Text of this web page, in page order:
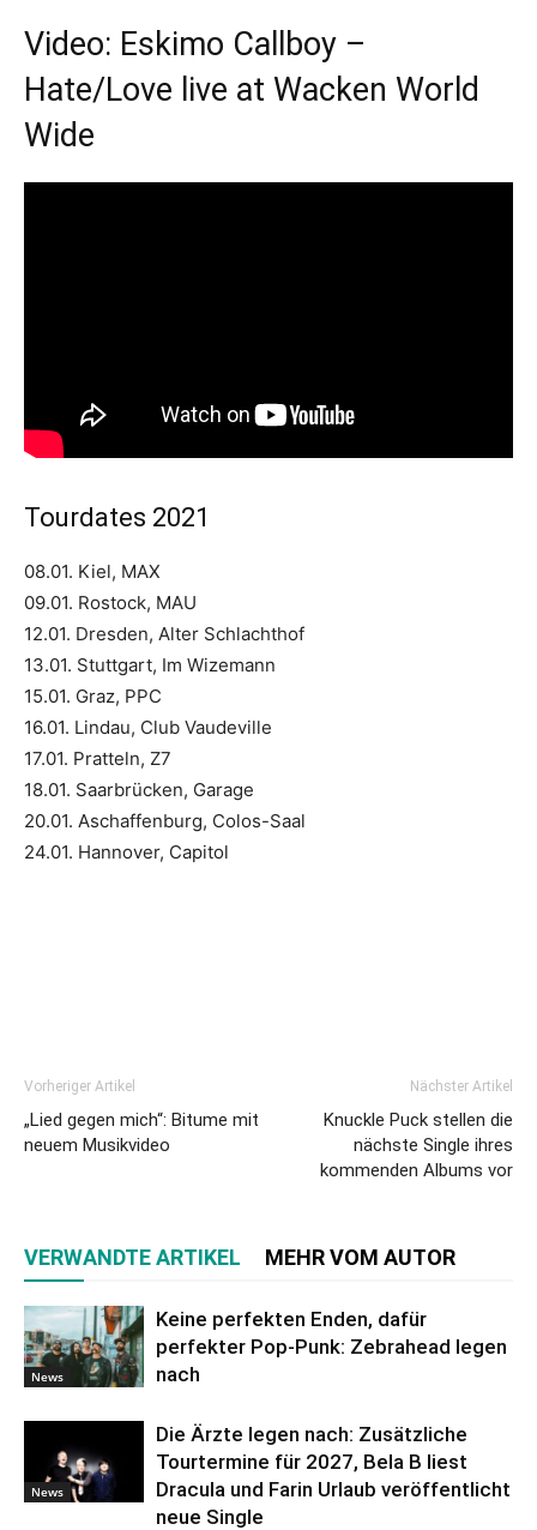
Video: Eskimo Callboy –
Hate/Love live at Wacken World
Wide
Tourdates 2021
08.01. Kiel, MAX
09.01. Rostock, MAU
12.01. Dresden, Alter Schlachthof
13.01. Stuttgart, Im Wizemann
15.01. Graz, PPC
16.01. Lindau, Club Vaudeville
17.01. Pratteln, Z7
18.01. Saarbrücken, Garage
20.01. Aschaffenburg, Colos-Saal
24.01. Hannover, Capitol
Vorheriger Artikel
„Lied gegen mich“: Bitume mit
neuem Musikvideo
Nächster Artikel
Knuckle Puck stellen die
nächste Single ihres
kommenden Albums vor
VERWANDTE ARTIKEL MEHR VOM AUTOR
News
Keine perfekten Enden, dafür
perfekter Pop-Punk: Zebrahead legen
nach
News
Die Ärzte legen nach: Zusätzliche
Tourtermine für 2027, Bela B liest
Dracula und Farin Urlaub veröffentlicht
neue Single